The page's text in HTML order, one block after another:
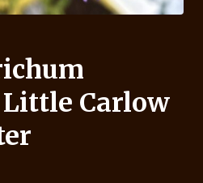
Carlow